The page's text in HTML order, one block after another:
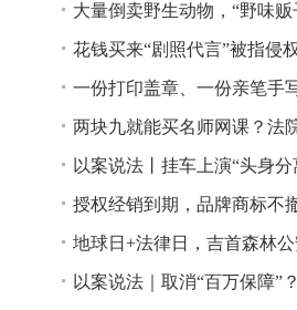
权！
大量倒卖野生动物，“野味贩
还得赔钱
花钱买来“剧照代言”被指侵
一份打印盖章、一份亲笔手
谁说了算？
两块九就能买名师网课？法
以案说法丨挂车上演“头身分
逃高速通行费获刑
授权经销到期，品牌商标不
权！
地球日+法律日，吉首森林
法”
以案说法｜取消“百万保障”